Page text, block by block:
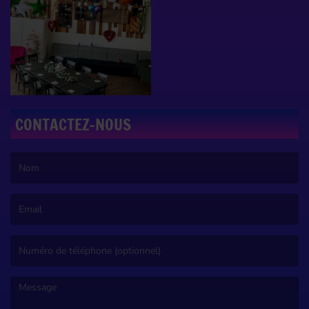
CONTACTEZ-NOUS